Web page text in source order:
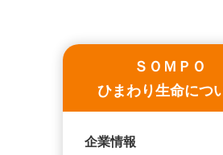
心配事から保険を探す
ライフステージから保険を探す
お手続き一覧
ＳＯＭＰＯ
ひまわり生命につ
企業情報